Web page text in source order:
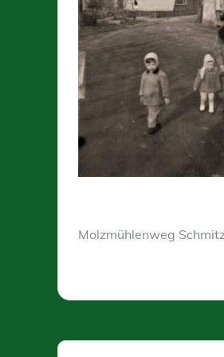
Molzmühlenweg